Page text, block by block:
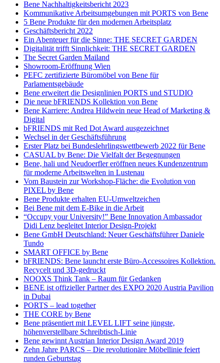
Bene Nachhaltigkeitsbericht 2023
Kommunikative Arbeitsumgebungen mit PORTS von Bene
5 Bene Produkte für den modernen Arbeitsplatz
Geschäftsbericht 2022
Ein Abenteuer für die Sinne: THE SECRET GARDEN
Digitalität trifft Sinnlichkeit: THE SECRET GARDEN
The Secret Garden Mailand
Showroom-Eröffnung Wien
PEFC zertifizierte Büromöbel von Bene für
Parlamentsgebäude
Bene erweitert die Designlinien PORTS und STUDIO
Die neue bFRIENDS Kollektion von Bene
Bene Karriere: Andrea Hildwein neue Head of Marketing &
Digital
bFRIENDS mit Red Dot Award ausgezeichnet
Wechsel in der Geschäftsführung
Erster Platz bei Bundeslehrlingswettbewerb 2022 für Bene
CASUAL by Bene: Die Vielfalt der Begegnungen
Bene, hali und Neudoerfler eröffnen neues Kundenzentrum
für moderne Arbeitswelten in Lustenau
Vom Baustein zur Workshop-Fläche: die Evolution von
PIXEL by Bene
Bene Produkte erhalten EU-Umweltzeichen
Bei Bene mit dem E-Bike in die Arbeit
“Occupy your University!” Bene Innovation Ambassador
Didi Lenz begleitet Interior Design-Projekt
Bene GmbH Deutschland: Neuer Geschäftsführer Daniele
Tundo
SMART OFFICE by Bene
bFRIENDS: Bene launcht erste Büro-Accessoires Kollektion.
Recycelt und 3D-gedruckt
NOOXS Think Tank – Raum für Gedanken
BENE ist offizieller Partner des EXPO 2020 Austria Pavilion
in Dubai
PORTS – lead together
THE CORE by Bene
Bene präsentiert mit LEVEL LIFT seine jüngste,
höhenverstellbare Schreibtisch-Linie
Bene gewinnt Austrian Interior Design Award 2019
Zehn Jahre PARCS – Die revolutionäre Möbellinie feiert
runden Geburtstag